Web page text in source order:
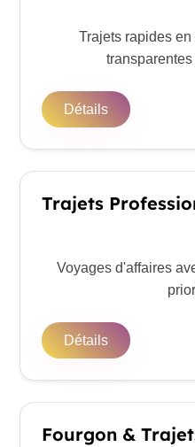
Trajets rapides
Détails
Trajets
Voyages d'affaires
Détails
Fourgon &